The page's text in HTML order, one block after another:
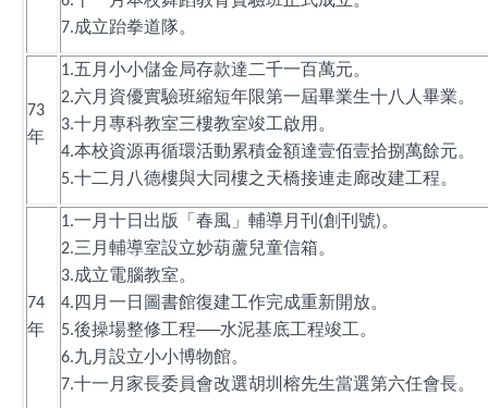
7.成立跆拳道隊。
73
年
1.五月小小儲金局存款達二千一百萬元。
2.六月資優實驗班縮短年限第一屆畢業生十八人畢業。
3.十月專科教室三樓教室竣工啟用。
4.本校資源再循環活動累積金額達壹佰壹拾捌萬餘元。
5.十二月八德樓與大同樓之天橋接連走廊改建工程。
74
年
1.一月十日出版「春風」輔導月刊 (創刊號)。
2.三月輔導室設立妙葫蘆兒童信箱。
3.成立電腦教室。
4. 四月一日圖書館復建工作完成重新開放。
5.後操場整修工程──水泥基底工程竣工。
6.九月設立小小博物館。
7.十一月家長委員會改選胡圳榕先生當選第六任會長。